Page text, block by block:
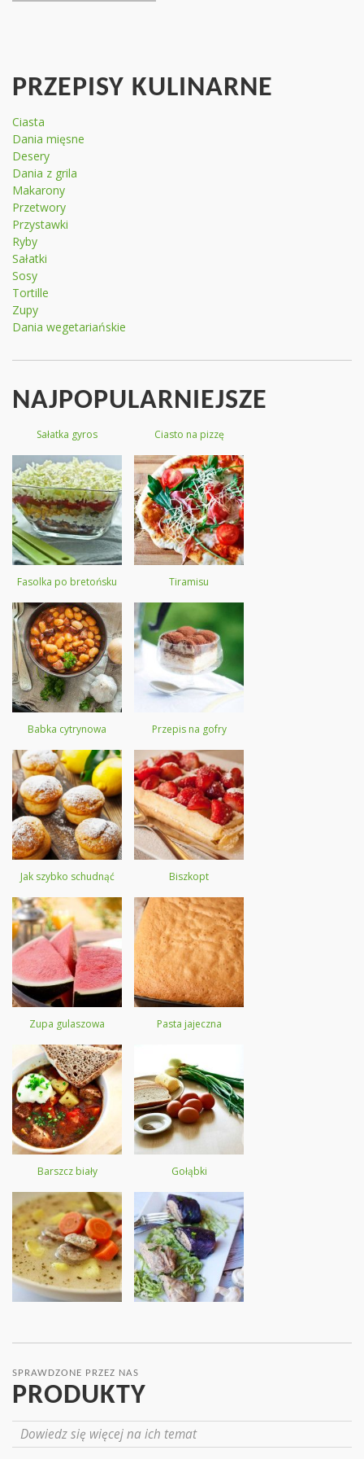
PRZEPISY KULINARNE
Ciasta
Dania mięsne
Desery
Dania z grila
Makarony
Przetwory
Przystawki
Ryby
Sałatki
Sosy
Tortille
Zupy
Dania wegetariańskie
NAJPOPULARNIEJSZE
Sałatka gyros Ciasto na pizzę
Fasolka po bretońsku Tiramisu
Babka cytrynowa Przepis na gofry
Jak szybko schudnąć Biszkopt
Zupa gulaszowa Pasta jajeczna
Barszcz biały Gołąbki
SPRAWDZONE PRZEZ NAS
PRODUKTY
Dowiedz się więcej na ich temat